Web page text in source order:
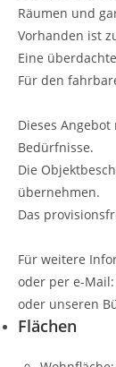
Räumen und
Vorhanden ist
Eine
Für den
Dieses
Bedürfnisse.
Die
übernehmen.
Das
Für weitere
oder per e-
oder unseren
Flächen